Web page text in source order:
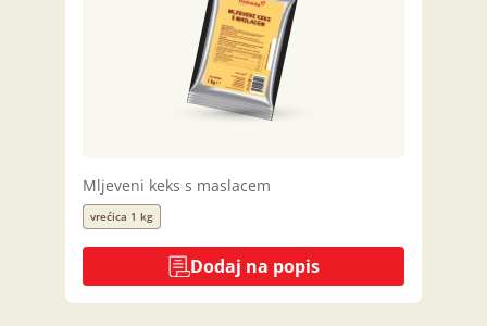
Mljeveni keks s maslacem
vrećica 1 kg
Dodaj na popis